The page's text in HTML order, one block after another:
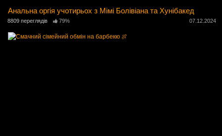
Анальна оргія учотирьох з Мімі Болівіана та Хунібакед
8809 переглядів 79% 07.12.2024